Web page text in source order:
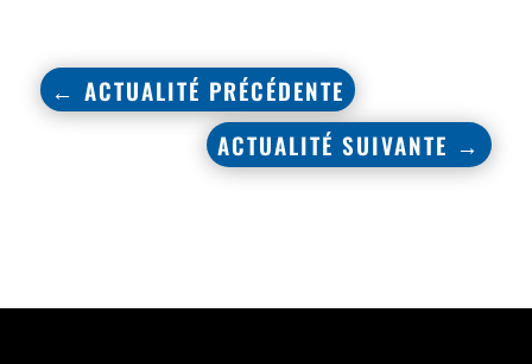
← ACTUALITÉ PRÉCÉDENTE
ACTUALITÉ SUIVANTE →